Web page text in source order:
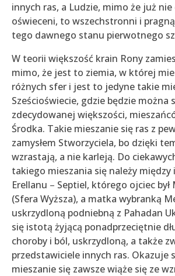
innych ras, a Ludzie, mimo że już nie
oświeceni, to wszechstronni i
tego dawnego stanu pierwotnego
W teorii większość krain Rony
mimo, że jest to ziemia, w której
różnych sfer i jest to jedyne takie
Sześcioświecie, gdzie będzie można
zdecydowanej większości,
Środka. Takie mieszanie się ras z
zamysłem Stworzyciela, bo dzięki
wzrastają, a nie karleją. Do
takiego mieszania się należy
Erellanu – Septiel, którego ojciec
(Sfera Wyższa), a matka wybranką
uskrzydloną podniebną z Pahadan
się istotą żyjącą ponadprzeciętnie
choroby i ból, uskrzydloną, a także
przedstawiciele innych ras. Okazuje
mieszanie się zawsze wiąże się ze